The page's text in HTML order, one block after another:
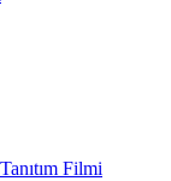
Filmi